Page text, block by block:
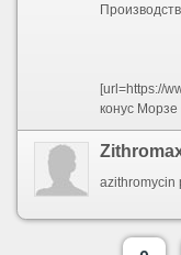
[url=https://
конус Морзе